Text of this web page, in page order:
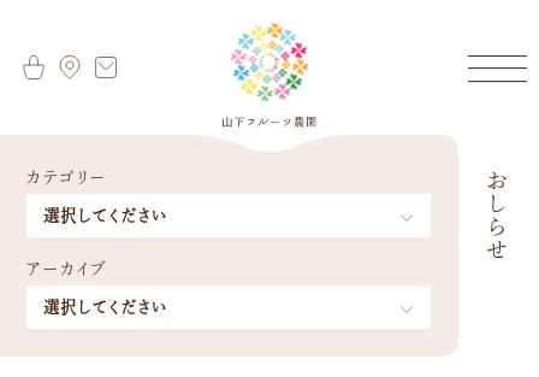
おしらせ
カテゴリー
アーカイブ